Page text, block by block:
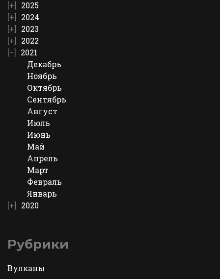
2025
2024
2023
2022
2021
Декабрь
Ноябрь
Октябрь
Сентябрь
Август
Июль
Июнь
Май
Апрель
Март
Февраль
Январь
2020
Рубрики
Вулканы